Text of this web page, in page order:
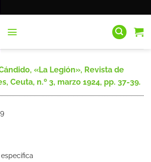
«La Legión», Revista de
Ceuta, n.º 3, marzo 1924, pp. 37-39.